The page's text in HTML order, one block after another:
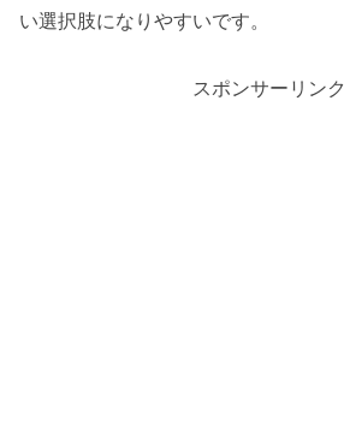
い選択肢になりやすいです。
スポンサーリンク